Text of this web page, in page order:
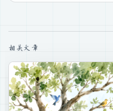
相关文章